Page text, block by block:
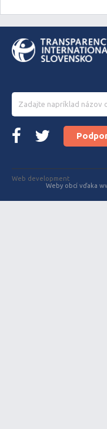
Web development
Weby obcí vďaka